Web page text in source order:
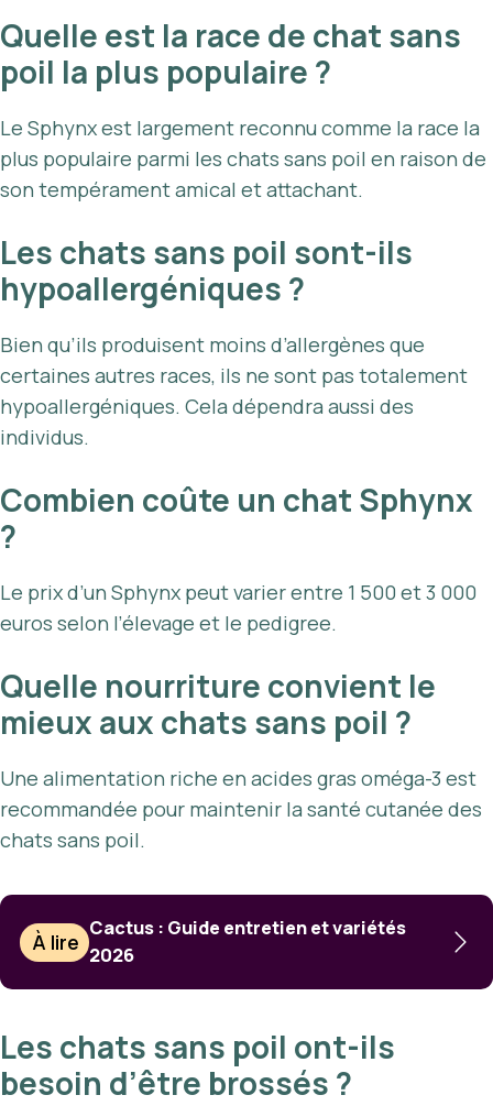
Quelle est la race de chat sans
poil la plus populaire ?
Le Sphynx est largement reconnu comme la race la
plus populaire parmi les chats sans poil en raison de
son tempérament amical et attachant.
Les chats sans poil sont-ils
hypoallergéniques ?
Bien qu’ils produisent moins d’allergènes que
certaines autres races, ils ne sont pas totalement
hypoallergéniques. Cela dépendra aussi des
individus.
Combien coûte un chat Sphynx
?
Le prix d’un Sphynx peut varier entre 1 500 et 3 000
euros selon l’élevage et le pedigree.
Quelle nourriture convient le
mieux aux chats sans poil ?
Une alimentation riche en acides gras oméga-3 est
recommandée pour maintenir la santé cutanée des
chats sans poil.
À lire
Cactus : Guide entretien et variétés
2026
Les chats sans poil ont-ils
besoin d’être brossés ?